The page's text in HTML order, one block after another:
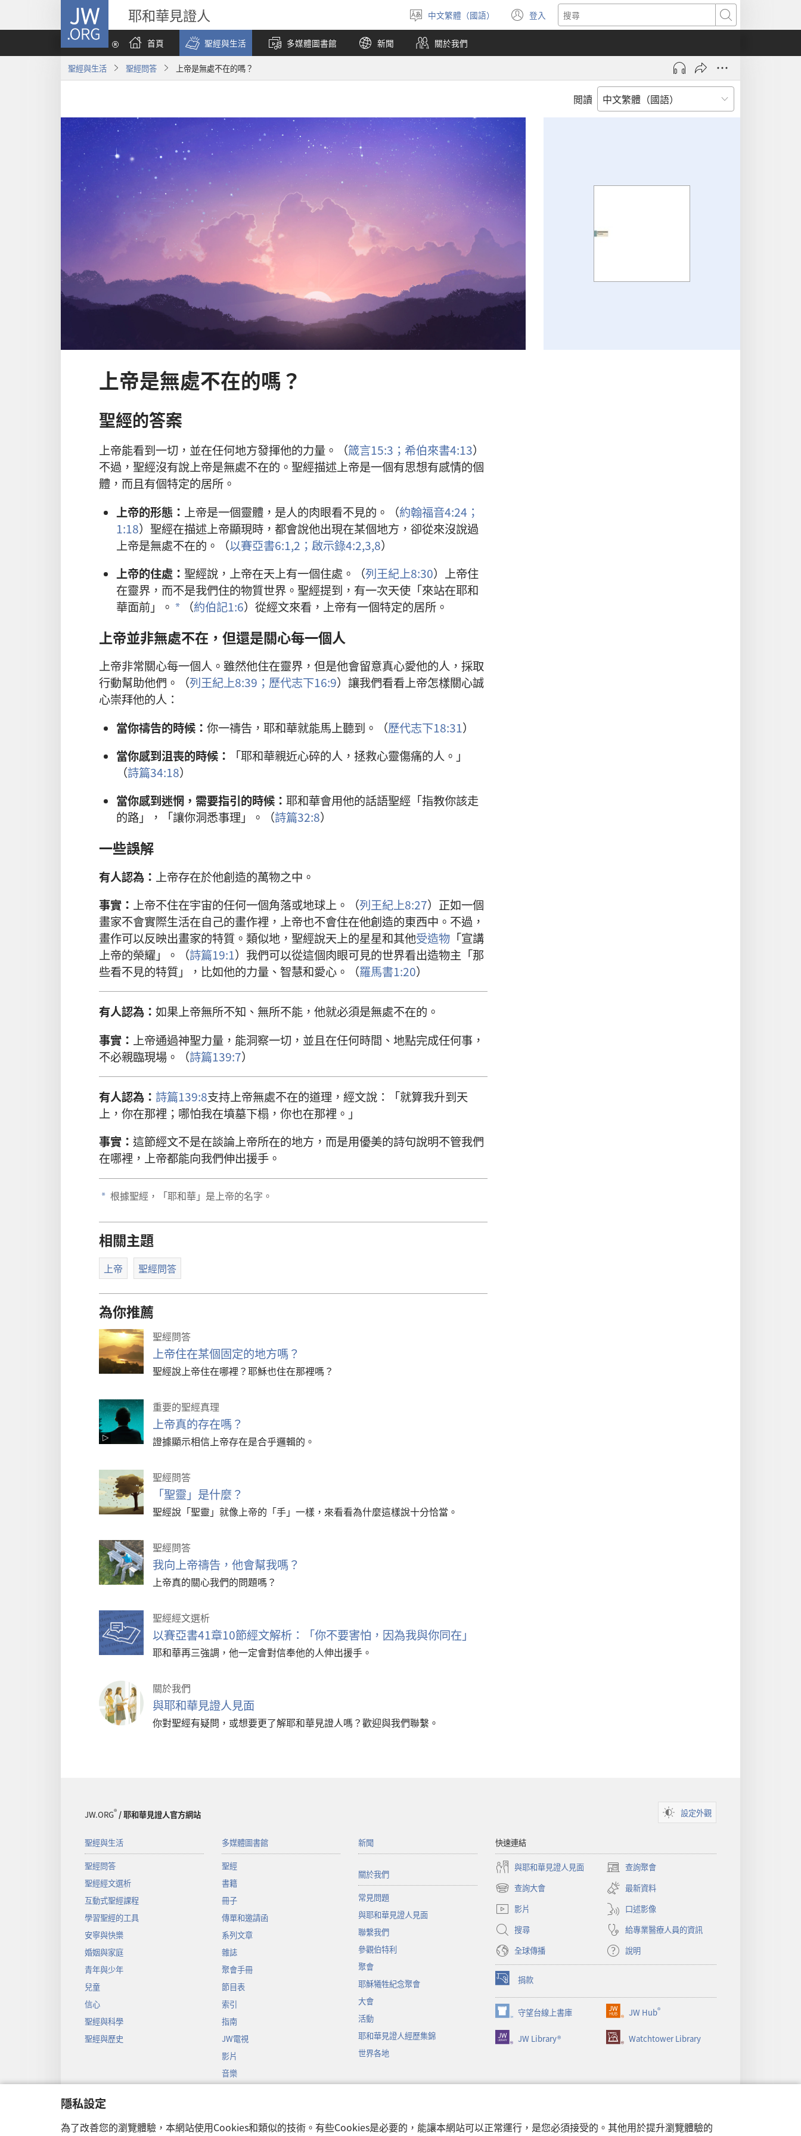
隱私設定
為了改善您的瀏覽體驗，本網站使用Cookies和類似的技術。有些Cookies是必要的，能讓本網站可以正常運行，是您必須接受的。其他用於提升瀏覽體驗的
JW.ORG 耶和華見證人
選
擇
語
言
中文繁體（國語） 登入
（開
啟
視
搜
尋
首頁
聖經與生活 多媒體圖書館 新聞 關於我們
聖經與生活 聖經問答 上帝是無處不在的嗎？
閲讀
上帝是無處不在的嗎？
聖經的答案
上帝能看到一切，並在任何地方發揮他的力量。（箴言15:3； 希伯來書4:13）
不過，聖經沒有說上帝是無處不在的。聖經描述上帝是一個有思想有感情的個
體，而且有個特定的居所。
上帝的形態： 上帝是一個靈體，是人的肉眼看不見的。（約翰福音4:24；
1:18）聖經在描述上帝顯現時，都會說他出現在某個地方，卻從來沒說過
上帝是無處不在的。（以賽亞書6:1,2； 啟示錄4:2,3,8）
上帝的住處： 聖經說，上帝在天上有一個住處。（列王紀上8:30）上帝住
在靈界，而不是我們住的物質世界。聖經提到，有一次天使「來站在耶和
華面前」。 a （約伯記1:6）從經文來看，上帝有一個特定的居所。
上帝並非無處不在，但還是關心每一個人
上帝非常關心每一個人。雖然他住在靈界，但是他會留意真心愛他的人，採取
行動幫助他們。（列王紀上8:39； 歷代志下16:9）讓我們看看上帝怎樣關心誠
心崇拜他的人：
當你禱告的時候： 你一禱告，耶和華就能馬上聽到。（歷代志下18:31）
當你感到沮喪的時候：
「耶和華親近心碎的人，拯救心靈傷痛的人。」
（詩篇34:18）
當你感到迷惘，需要指引的時候： 耶和華會用他的話語聖經「指教你該走
的路」，「讓你洞悉事理」。（詩篇32:8）
一些誤解
有人認為： 上帝存在於他創造的萬物之中。
事實： 上帝不住在宇宙的任何一個角落或地球上。（列王紀上8:27）正如一個
畫家不會實際生活在自己的畫作裡，上帝也不會住在他創造的東西中。不過，
畫作可以反映出畫家的特質。類似地，聖經說天上的星星和其他受造物 「宣講
上帝的榮耀」。（詩篇19:1）我們可以從這個肉眼可見的世界看出造物主「那
些看不見的特質」，比如他的力量、智慧和愛心。（羅馬書1:20）
有人認為： 如果上帝無所不知、無所不能，他就必須是無處不在的。
事實： 上帝通過神聖力量，能洞察一切，並且在任何時間、地點完成任何事，
不必親臨現場。（詩篇139:7）
有人認為： 詩篇139:8支持上帝無處不在的道理，經文說：「就算我升到天
上，你在那裡；哪怕我在墳墓下榻，你也在那裡。」
事實： 這節經文不是在談論上帝所在的地方，而是用優美的詩句說明不管我們
在哪裡，上帝都能向我們伸出援手。
a 根據聖經，「耶和華」是上帝的名字。
相關主題
上帝 聖經問答
為你推薦
聖經問答
上帝住在某個固定的地方嗎？
聖經說上帝住在哪裡？耶穌也住在那裡嗎？
重要的聖經真理
上帝真的存在嗎？
證據顯示相信上帝存在是合乎邏輯的。
聖經問答
「聖靈」是什麼？
聖經說「聖靈」就像上帝的「手」一樣，來看看為什麼這樣說十分恰當。
聖經問答
我向上帝禱告，他會幫我嗎？
上帝真的關心我們的問題嗎？
聖經經文選析
以賽亞書41章10節經文解析：「你不要害怕，因為我與你同在」
耶和華再三強調，他一定會對信奉他的人伸出援手。
關於我們
與耶和華見證人見面
你對聖經有疑問，或想要更了解耶和華見證人嗎？歡迎與我們聯繫。
JW.ORG® / 耶和華見證人官方網站 設定外觀
聖經與生活
聖經問答
聖經經文選析
互動式聖經課程
學習聖經的工具
安寧與快樂
婚姻與家庭
青年與少年
兒童
信心
聖經與科學
聖經與歷史
多媒體圖書館
聖經
書籍
冊子
傳單和邀請函
系列文章
雜誌
聚會手冊
節目表
索引
指南
JW電視
影片
音樂
新聞
關於我們
常見問題
與耶和華見證人見面
聯繫我們
參觀伯特利
聚會
耶穌犧牲紀念聚會
大會
活動
耶和華見證人經歷集錦
世界各地
快速連結
與耶和華見證人見面 查詢聚會
（開
啟
新
視
窗）
查詢大會
（開
啟
新
視
窗）
最新資料
影片
口述影像
搜尋
給專業醫療人員的資訊
全球傳播
說明
捐款
（開
啟
新
視
窗）
守望台線上書庫
（開
啟
新
JW Hub®
（開
啟
新
JW Library® Watchtower Library